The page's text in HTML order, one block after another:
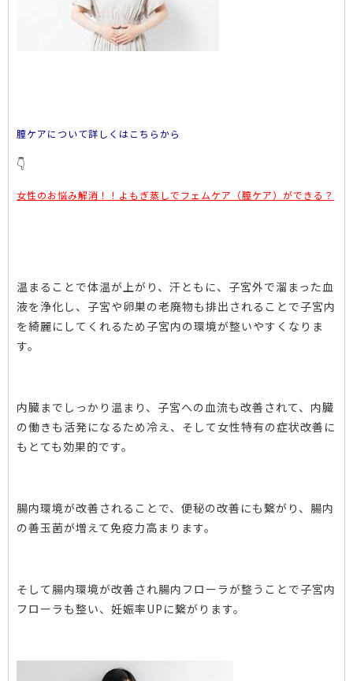
膣ケアについて詳しくはこちらから
👇
女性のお悩み解消！！よもぎ蒸しでフェムケア（膣ケア）ができる？
温まることで体温が上がり、汗ともに、子宮外で溜まった血
液を浄化し、子宮や卵巣の老廃物も排出されることで子宮内
を綺麗にしてくれるため子宮内の環境が整いやすくなりま
す。
内臓までしっかり温まり、子宮への血流も改善されて、内臓
の働きも活発になるため冷え、そして女性特有の症状改善に
もとても効果的です。
腸内環境が改善されることで、便秘の改善にも繋がり、腸内
の善玉菌が増えて免疫力高まります。
そして腸内環境が改善され腸内フローラが整うことで子宮内
フローラも整い、妊娠率UPに繋がります。